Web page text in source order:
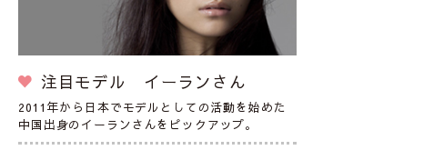
注目モデル イーランさん
2011年から日本でモデルとしての活動を始めた
中国出身のイーランさんをピックアップ。